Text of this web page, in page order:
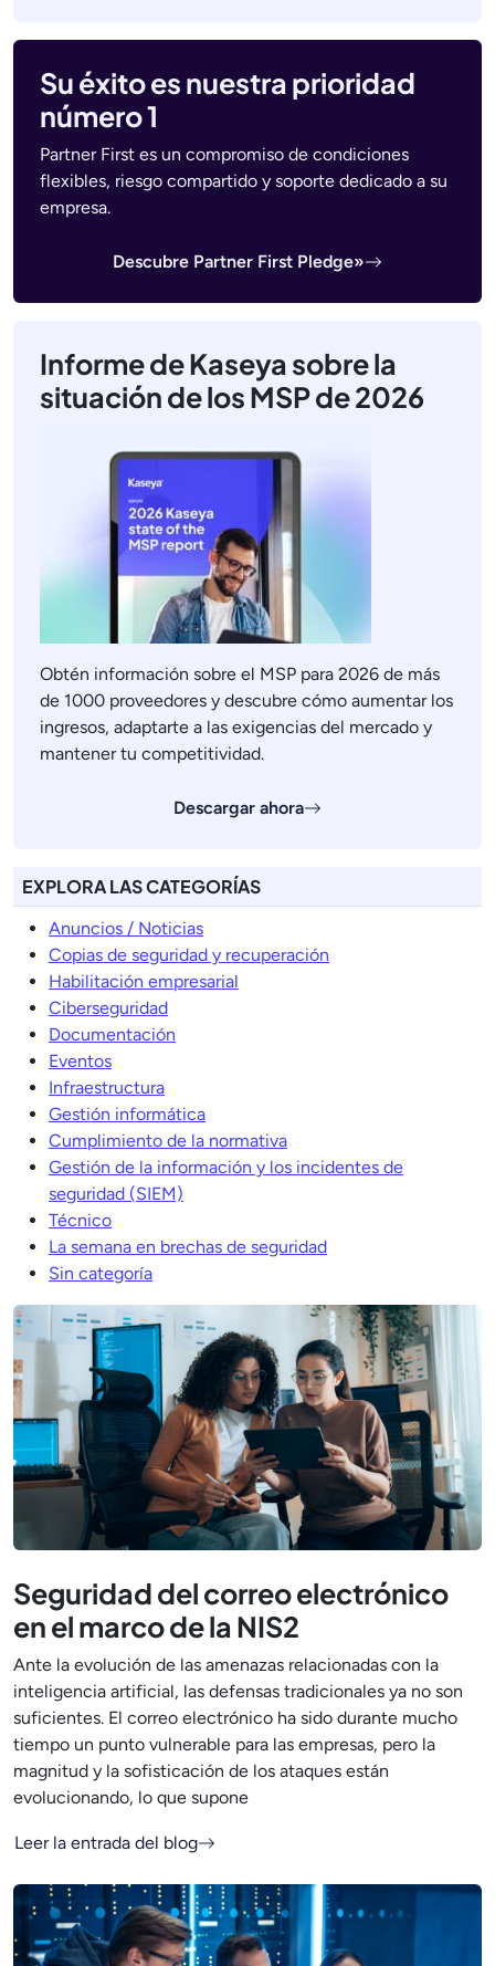
Su éxito es nuestra prioridad
número 1
Partner First es un compromiso de condiciones
flexibles, riesgo compartido y soporte dedicado a su
empresa.
Descubre Partner First Pledge»
Informe de Kaseya sobre la
situación de los MSP de 2026
Obtén información sobre el MSP para 2026 de más
de 1000 proveedores y descubre cómo aumentar los
ingresos, adaptarte a las exigencias del mercado y
mantener tu competitividad.
Descargar ahora
EXPLORA LAS CATEGORÍAS
Anuncios / Noticias
Copias de seguridad y recuperación
Habilitación empresarial
Ciberseguridad
Documentación
Eventos
Infraestructura
Gestión informática
Cumplimiento de la normativa
Gestión de la información y los incidentes de
seguridad (SIEM)
Técnico
La semana en brechas de seguridad
Sin categoría
Seguridad del correo electrónico
en el marco de la NIS2
Ante la evolución de las amenazas relacionadas con la
inteligencia artificial, las defensas tradicionales ya no son
suficientes. El correo electrónico ha sido durante mucho
tiempo un punto vulnerable para las empresas, pero la
magnitud y la sofisticación de los ataques están
evolucionando, lo que supone
Leer la entrada del blog